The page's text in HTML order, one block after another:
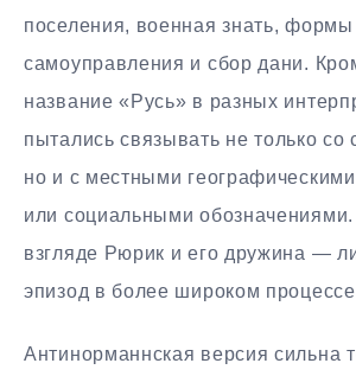
поселения, военная знать, формы
самоуправления и сбор дани.
название «Русь» в разных
пытались связывать не только со
но и с местными
или социальными
взгляде Рюрик и его дружина —
эпизод в более широком
Антинорманнская версия сильна